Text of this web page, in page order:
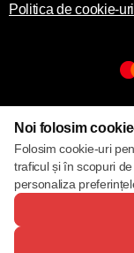
Politica de cookie-uri
Noi folosim
Folosim cookie-uri
traficul și în scopuri
personaliza